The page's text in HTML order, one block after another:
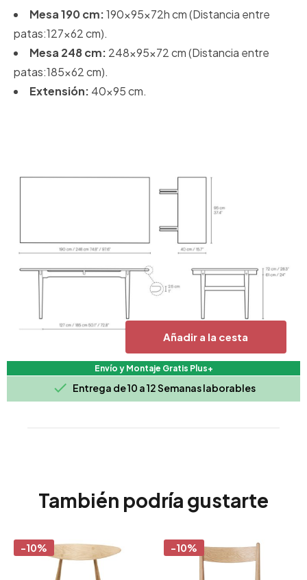
Añadir a la cesta
Envío y Montaje Gratis Plus+
 Entrega de 10 a 12 Semanas laborables
Mesa 190 cm:190x95x72h cm (Distancia entre
patas:127x62 cm).
Mesa 248 cm: 248x95x72 cm (Distancia entre
patas:185x62 cm).
Extensión: 40x95 cm.
También podría gustarte
-10% -10%